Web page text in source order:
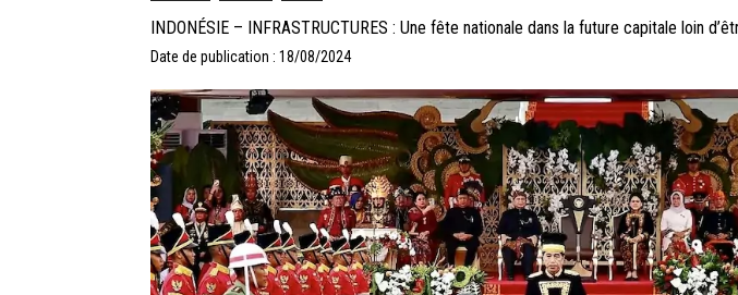
INDONÉSIE – INFRASTRUCTURES : Une fête nationale dans la future capitale loin
Date de publication : 18/08/2024